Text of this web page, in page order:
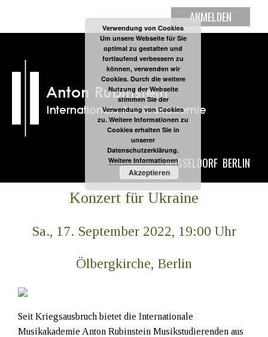
ANMELDEN
DÜSSELDORF BERLIN
Konzert für Ukraine
Sa., 17. September 2022, 19:00 Uhr
Ölbergkirche, Berlin
Seit Kriegsausbruch bietet die Internationale
Musikakademie Anton Rubinstein Musikstudierenden aus
Verwendung von Cookies
Um unsere Webseite für Sie
optimal zu gestalten und
fortlaufend verbessern zu
können, verwenden wir
Cookies. Durch die weitere
Nutzung der Webseite
stimmen Sie der
Verwendung von Cookies
zu. Weitere Informationen zu
Cookies erhalten Sie in
unserer
Datenschutzerklärung.
Weitere Informationen
Akzeptieren